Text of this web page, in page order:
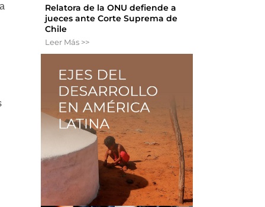
Relatora de la ONU defiende a
jueces ante Corte Suprema de
Chile
Leer Más >>